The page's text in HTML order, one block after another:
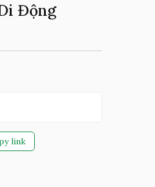
Động
link